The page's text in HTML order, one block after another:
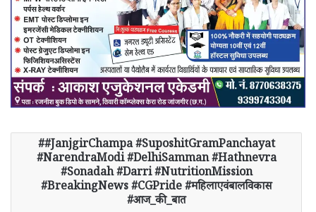
#JanjgirChampa #SuposhitGramPanchayat
#NarendraModi #DelhiSamman #Hathnevra
#Sonadah #Darri #NutritionMission
#BreakingNews #CGPride #महिलाएवंबालविकास
#आज_की_बात